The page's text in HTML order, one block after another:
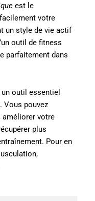
est le
votre
un style de vie actif
outil de fitness
parfaitement dans
outil essentiel
Vous pouvez
améliorer votre
plus
Pour en